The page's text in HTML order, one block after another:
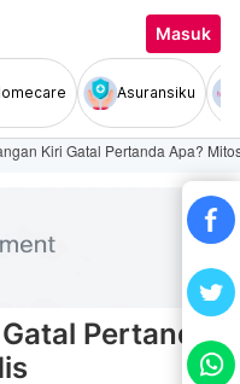
Masuk
Asuransiku
Kiri Gatal Pertanda Apa?
Pertanda